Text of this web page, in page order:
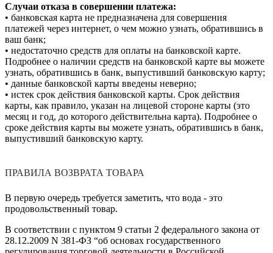
Случаи отказа в совершении платежа:
• банковская карта не предназначена для совершения
платежей через интернет, о чем можно узнать, обратившись в
ваш банк;
• недостаточно средств для оплаты на банковской карте.
Подробнее о наличии средств на банковской карте вы можете
узнать, обратившись в банк, выпустивший банковскую карту;
• данные банковской карты введены неверно;
• истек срок действия банковской карты. Срок действия
карты, как правило, указан на лицевой стороне карты (это
месяц и год, до которого действительна карта). Подробнее о
сроке действия карты вы можете узнать, обратившись в банк,
выпустивший банковскую карту.
ПРАВИЛА ВОЗВРАТА ТОВАРА
В первую очередь требуется заметить, что вода - это
продовольственный товар.
В соответствии с пунктом 9 статьи 2 федерального закона от
28.12.2009 N 381-ФЗ “об основах государственного